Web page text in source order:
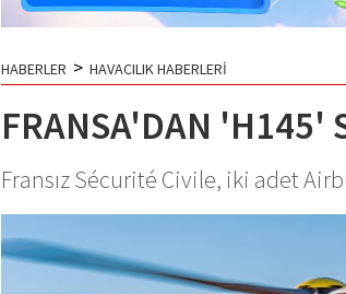
HABERLER > HAVACILIK HABERLERİ
FRANSA'DAN 'H145'
Fransız Sécurité Civile, iki adet